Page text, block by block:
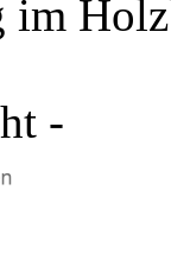
im
-